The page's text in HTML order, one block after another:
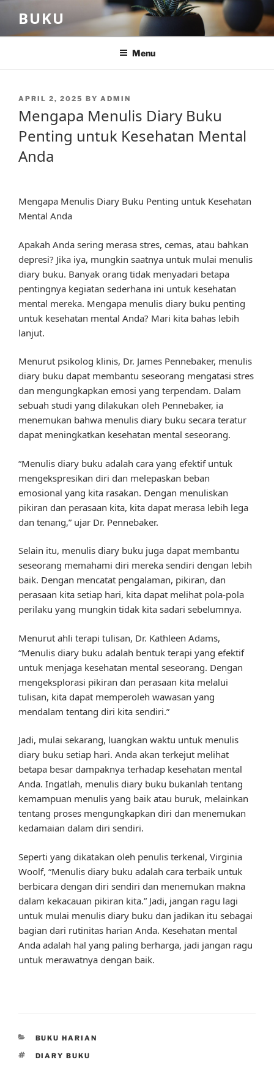
content
BUKU
Menu
POSTED
APRIL 2, 2025 BY ADMIN
Mengapa Menulis Diary Buku
Penting untuk Kesehatan Mental
Anda
Mengapa Menulis Diary Buku Penting untuk Kesehatan
Mental Anda
Apakah Anda sering merasa stres, cemas, atau bahkan
depresi? Jika iya, mungkin saatnya untuk mulai menulis
diary buku. Banyak orang tidak menyadari betapa
pentingnya kegiatan sederhana ini untuk kesehatan
mental mereka. Mengapa menulis diary buku penting
untuk kesehatan mental Anda? Mari kita bahas lebih
lanjut.
Menurut psikolog klinis, Dr. James Pennebaker, menulis
diary buku dapat membantu seseorang mengatasi stres
dan mengungkapkan emosi yang terpendam. Dalam
sebuah studi yang dilakukan oleh Pennebaker, ia
menemukan bahwa menulis diary buku secara teratur
dapat meningkatkan kesehatan mental seseorang.
“Menulis diary buku adalah cara yang efektif untuk
mengekspresikan diri dan melepaskan beban
emosional yang kita rasakan. Dengan menuliskan
pikiran dan perasaan kita, kita dapat merasa lebih lega
dan tenang,” ujar Dr. Pennebaker.
Selain itu, menulis diary buku juga dapat membantu
seseorang memahami diri mereka sendiri dengan lebih
baik. Dengan mencatat pengalaman, pikiran, dan
perasaan kita setiap hari, kita dapat melihat pola-pola
perilaku yang mungkin tidak kita sadari sebelumnya.
Menurut ahli terapi tulisan, Dr. Kathleen Adams,
“Menulis diary buku adalah bentuk terapi yang efektif
untuk menjaga kesehatan mental seseorang. Dengan
mengeksplorasi pikiran dan perasaan kita melalui
tulisan, kita dapat memperoleh wawasan yang
mendalam tentang diri kita sendiri.”
Jadi, mulai sekarang, luangkan waktu untuk menulis
diary buku setiap hari. Anda akan terkejut melihat
betapa besar dampaknya terhadap kesehatan mental
Anda. Ingatlah, menulis diary buku bukanlah tentang
kemampuan menulis yang baik atau buruk, melainkan
tentang proses mengungkapkan diri dan menemukan
kedamaian dalam diri sendiri.
Seperti yang dikatakan oleh penulis terkenal, Virginia
Woolf, “Menulis diary buku adalah cara terbaik untuk
berbicara dengan diri sendiri dan menemukan makna
dalam kekacauan pikiran kita.” Jadi, jangan ragu lagi
untuk mulai menulis diary buku dan jadikan itu sebagai
bagian dari rutinitas harian Anda. Kesehatan mental
Anda adalah hal yang paling berharga, jadi jangan ragu
untuk merawatnya dengan baik.
CATEGORIES
BUKU HARIAN
TAGS
DIARY BUKU